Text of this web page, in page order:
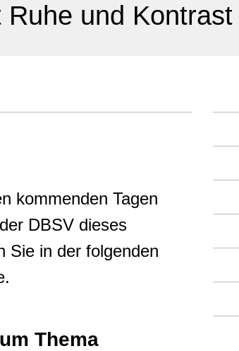
und Kontrast
kommenden Tagen
DBSV dieses
Sie in der folgenden
Thema